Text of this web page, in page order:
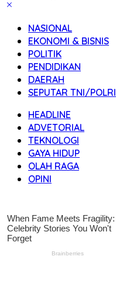
NASIONAL
EKONOMI & BISNIS
POLITIK
PENDIDIKAN
DAERAH
SEPUTAR TNI/POLRI
HEADLINE
ADVETORIAL
TEKNOLOGI
GAYA HIDUP
OLAH RAGA
OPINI